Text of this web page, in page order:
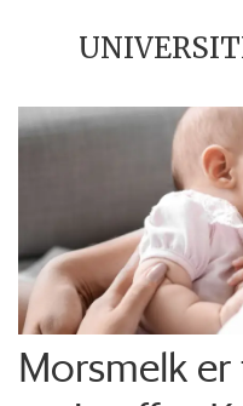
Morsmelk